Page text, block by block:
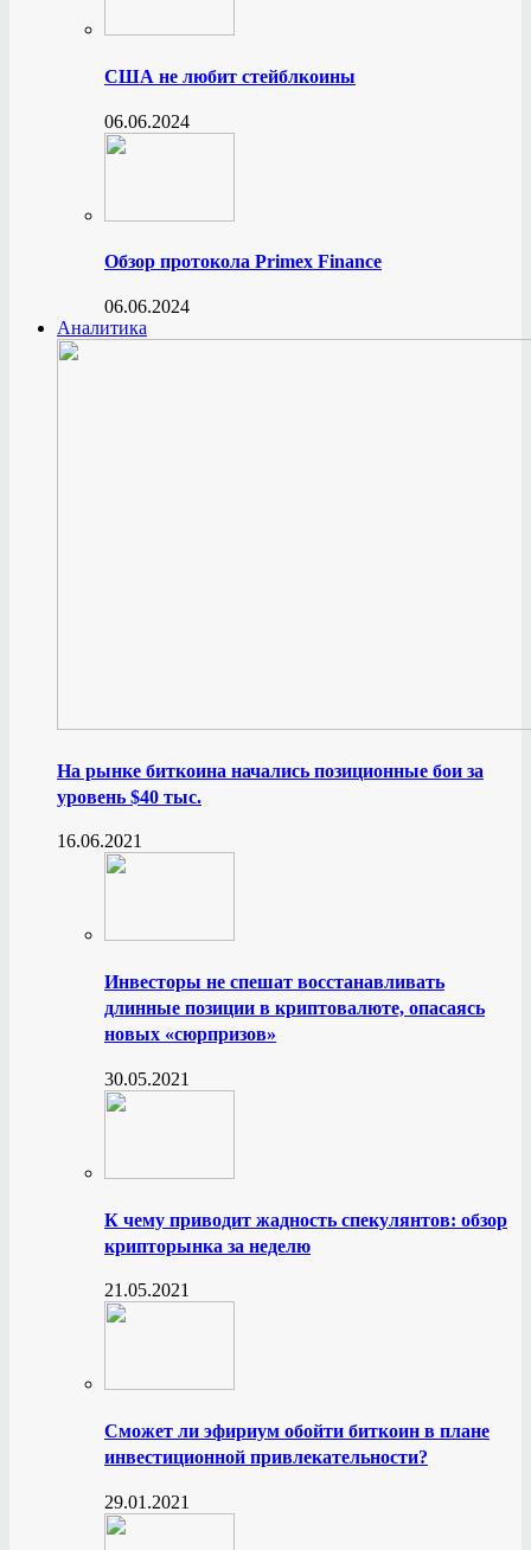
США не любит стейблкоины
06.06.2024
Обзор протокола Primex Finance
06.06.2024
Аналитика
На рынке биткоина начались позиционные бои за
уровень $40 тыс.
16.06.2021
Инвесторы не спешат восстанавливать
длинные позиции в криптовалюте, опасаясь
новых «сюрпризов»
30.05.2021
К чему приводит жадность спекулянтов: обзор
крипторынка за неделю
21.05.2021
Сможет ли эфириум обойти биткоин в плане
инвестиционной привлекательности?
29.01.2021